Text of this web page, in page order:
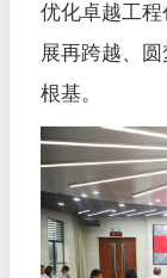
优化卓越工
展再跨越、圆
根基。